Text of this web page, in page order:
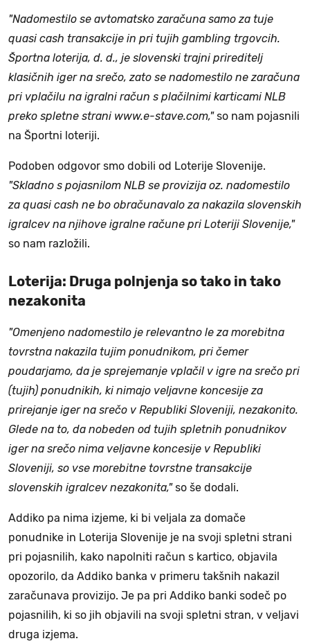
"Nadomestilo se avtomatsko zaračuna samo za tuje
quasi cash transakcije in pri tujih gambling trgovcih.
Športna loterija, d. d., je slovenski trajni prireditelj
klasičnih iger na srečo, zato se nadomestilo ne zaračuna
pri vplačilu na igralni račun s plačilnimi karticami NLB
preko spletne strani www.e-stave.com,"so nam pojasnili
na Športni loteriji.
Podoben odgovor smo dobili od Loterije Slovenije.
"Skladno s pojasnilom NLB se provizija oz. nadomestilo
za quasi cash ne bo obračunavalo za nakazila slovenskih
igralcev na njihove igralne račune pri Loteriji Slovenije,"
so nam razložili.
Loterija: Druga polnjenja so tako in tako
nezakonita
"Omenjeno nadomestilo je relevantno le za morebitna
tovrstna nakazila tujim ponudnikom, pri čemer
poudarjamo, da je sprejemanje vplačil v igre na srečo pri
(tujih) ponudnikih, ki nimajo veljavne koncesije za
prirejanje iger na srečo v Republiki Sloveniji, nezakonito.
Glede na to, da nobeden od tujih spletnih ponudnikov
iger na srečo nima veljavne koncesije v Republiki
Sloveniji, so vse morebitne tovrstne transakcije
slovenskih igralcev nezakonita,"so še dodali.
Addiko pa nima izjeme, ki bi veljala za domače
ponudnike in Loterija Slovenije je na svoji spletni strani
pri pojasnilih, kako napolniti račun s kartico, objavila
opozorilo, da Addiko banka v primeru takšnih nakazil
zaračunava provizijo. Je pa pri Addiko banki sodeč po
pojasnilih, ki so jih objavili na svoji spletni stran, v veljavi
druga izjema.